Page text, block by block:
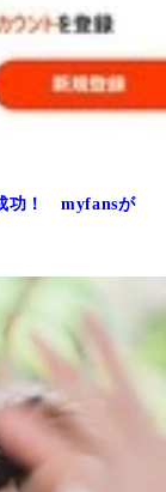
功！ myfansが